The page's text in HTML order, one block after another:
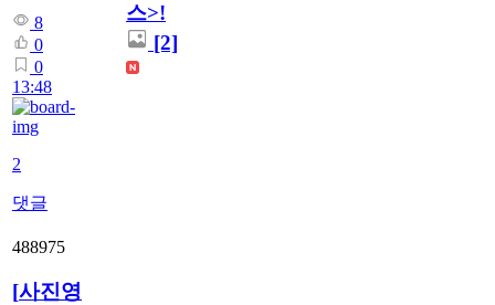
8
0
0
13:48
2
댓글
스>!
[2]
488975
[사진영